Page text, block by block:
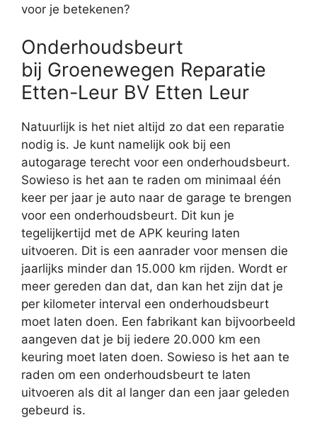
voor je betekenen?
Onderhoudsbeurt
bij Groenewegen Reparatie
Etten-Leur BV Etten Leur
Natuurlijk is het niet altijd zo dat een reparatie
nodig is. Je kunt namelijk ook bij een
autogarage terecht voor een onderhoudsbeurt.
Sowieso is het aan te raden om minimaal één
keer per jaar je auto naar de garage te brengen
voor een onderhoudsbeurt. Dit kun je
tegelijkertijd met de APK keuring laten
uitvoeren. Dit is een aanrader voor mensen die
jaarlijks minder dan 15.000 km rijden. Wordt er
meer gereden dan dat, dan kan het zijn dat je
per kilometer interval een onderhoudsbeurt
moet laten doen. Een fabrikant kan bijvoorbeeld
aangeven dat je bij iedere 20.000 km een
keuring moet laten doen. Sowieso is het aan te
raden om een onderhoudsbeurt te laten
uitvoeren als dit al langer dan een jaar geleden
gebeurd is.